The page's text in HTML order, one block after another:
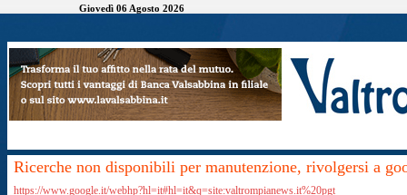
Giovedì 06 Agosto 2026
Ricerche non disponibili per manutenzione, rivolgersi a
https://www.google.it/webhp?hl=it#hl=it&q=site:valtrompianews.it%20pgt